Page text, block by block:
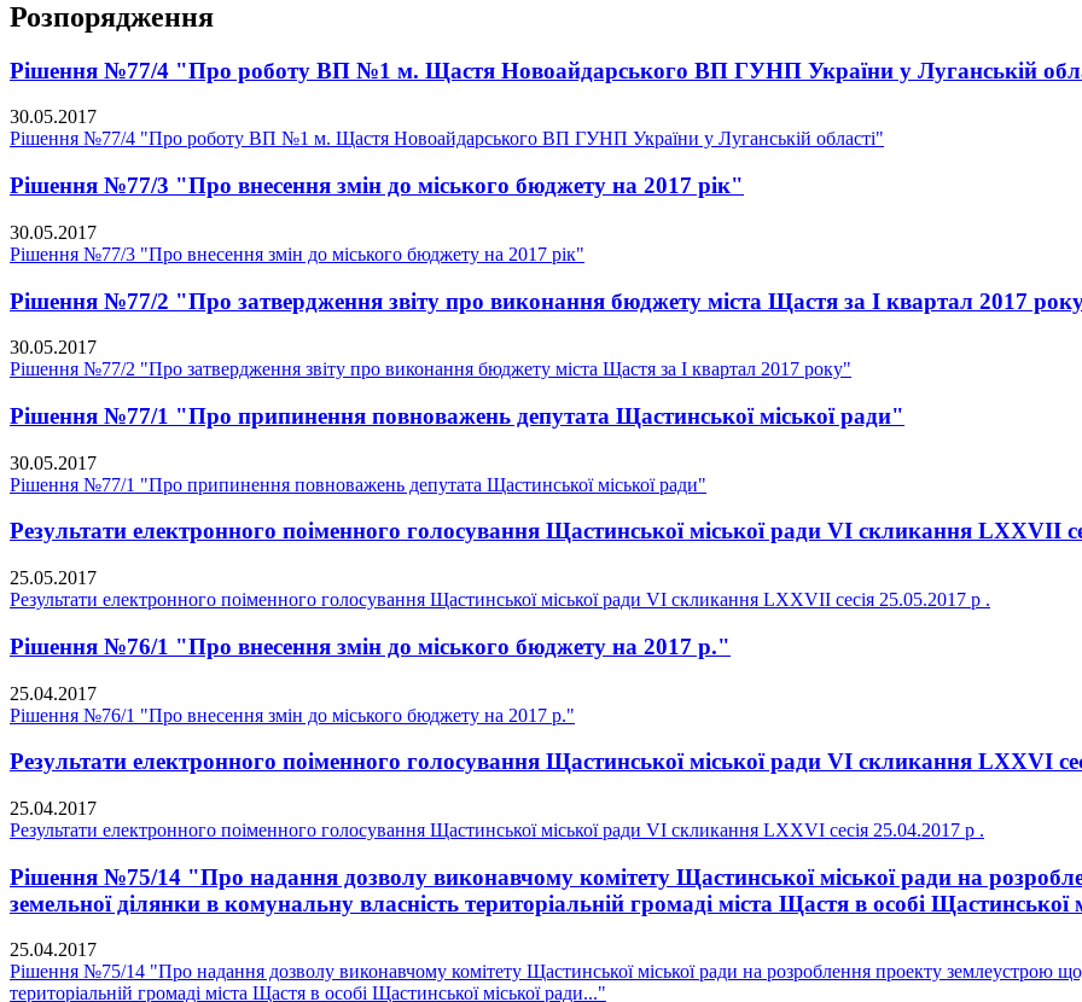
Розпорядження
Рішення №77/4 "Про роботу ВП №1 м. Щастя Новоайдарського ВП ГУНП України у Луганській
30.05.2017
Рішення №77/4 "Про роботу ВП №1 м. Щастя Новоайдарського ВП ГУНП України у Луганській області"
Рішення №77/3 "Про внесення змін до міського бюджету на 2017 рік"
30.05.2017
Рішення №77/3 "Про внесення змін до міського бюджету на 2017 рік"
Рішення №77/2 "Про затвердження звіту про виконання бюджету міста Щастя за I квартал 2017
30.05.2017
Рішення №77/2 "Про затвердження звіту про виконання бюджету міста Щастя за I квартал 2017 року"
Рішення №77/1 "Про припинення повноважень депутата Щастинської міської ради"
30.05.2017
Рішення №77/1 "Про припинення повноважень депутата Щастинської міської ради"
Результати електронного поіменного голосування Щастинської міської ради VI скликання LXXVII
25.05.2017
Результати електронного поіменного голосування Щастинської міської ради VI скликання LXXVII сесія 25.05.2017 р .
Рішення №76/1 "Про внесення змін до міського бюджету на 2017 р."
25.04.2017
Рішення №76/1 "Про внесення змін до міського бюджету на 2017 р."
Результати електронного поіменного голосування Щастинської міської ради VI скликання LXXVI
25.04.2017
Результати електронного поіменного голосування Щастинської міської ради VI скликання LXXVI сесія 25.04.2017 р .
Рішення №75/14 "Про надання дозволу виконавчому комітету Щастинської міської ради на
земельної ділянки в комунальну власність територіальній громаді міста Щастя в особі Щастинської
25.04.2017
Рішення №75/14 "Про надання дозволу виконавчому комітету Щастинської міської ради на розроблення проекту землеустрою
територіальній громаді міста Щастя в особі Щастинської міської ради..."